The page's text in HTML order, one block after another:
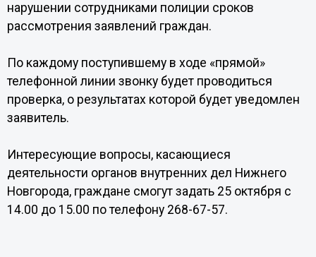
нарушении сотрудниками полиции сроков
рассмотрения заявлений граждан.
По каждому поступившему в ходе «прямой»
телефонной линии звонку будет проводиться
проверка, о результатах которой будет уведомлен
заявитель.
Интересующие вопросы, касающиеся
деятельности органов внутренних дел Нижнего
Новгорода, граждане смогут задать 25 октября с
14.00 до 15.00 по телефону 268-67-57.